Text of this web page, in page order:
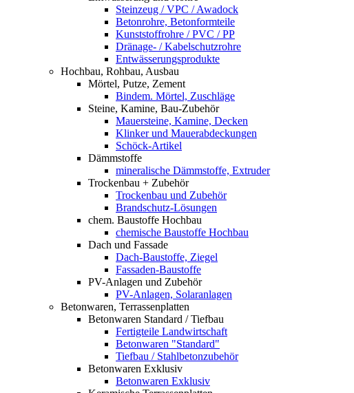
Steinzeug / VPC / Awadock
Betonrohre, Betonformteile
Kunststoffrohre / PVC / PP
Dränage- / Kabelschutzrohre
Entwässerungsprodukte
Hochbau, Rohbau, Ausbau
Mörtel, Putze, Zement
Bindem. Mörtel, Zuschläge
Steine, Kamine, Bau-Zubehör
Mauersteine, Kamine, Decken
Klinker und Mauerabdeckungen
Schöck-Artikel
Dämmstoffe
mineralische Dämmstoffe, Extruder
Trockenbau + Zubehör
Trockenbau und Zubehör
Brandschutz-Lösungen
chem. Baustoffe Hochbau
chemische Baustoffe Hochbau
Dach und Fassade
Dach-Baustoffe, Ziegel
Fassaden-Baustoffe
PV-Anlagen und Zubehör
PV-Anlagen, Solaranlagen
Betonwaren, Terrassenplatten
Betonwaren Standard / Tiefbau
Fertigteile Landwirtschaft
Betonwaren "Standard"
Tiefbau / Stahlbetonzubehör
Betonwaren Exklusiv
Betonwaren Exklusiv